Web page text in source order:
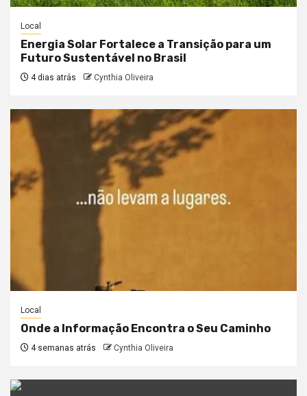
Local
Energia Solar Fortalece a Transição para um
Futuro Sustentável no Brasil
4 dias atrás Cynthia Oliveira
Local
Onde a Informação Encontra o Seu Caminho
4 semanas atrás Cynthia Oliveira